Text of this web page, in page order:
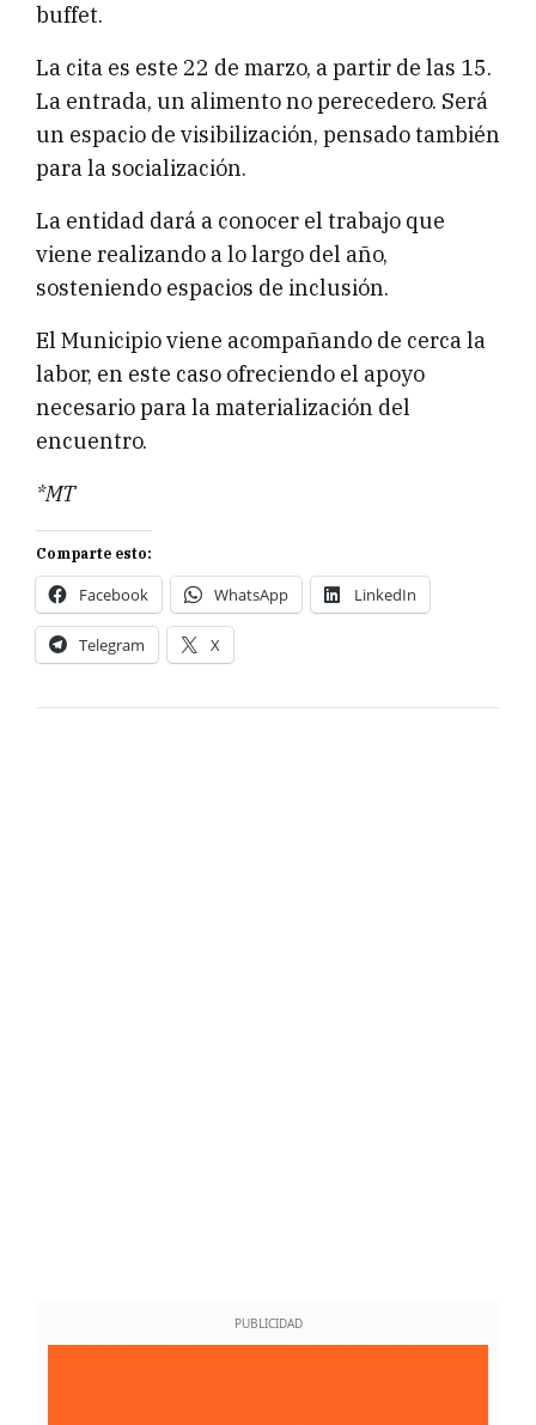
buffet.
La cita es este 22 de marzo, a partir de las 15.
La entrada, un alimento no perecedero. Será
un espacio de visibilización, pensado también
para la socialización.
La entidad dará a conocer el trabajo que
viene realizando a lo largo del año,
sosteniendo espacios de inclusión.
El Municipio viene acompañando de cerca la
labor, en este caso ofreciendo el apoyo
necesario para la materialización del
encuentro.
*MT
Comparte esto:
Facebook WhatsApp LinkedIn
Telegram X